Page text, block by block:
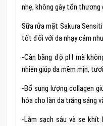
nhẹ, không gây tổn thương
Sữa rửa mặt Sakura
tốt đối với da nhạy cảm
-Cân bằng độ pH mà
nhiên giúp da mềm mịn,
-Bổ sung lượng collagen
hóa cho làn da trắng sáng
-Làm sạch sâu và se khít